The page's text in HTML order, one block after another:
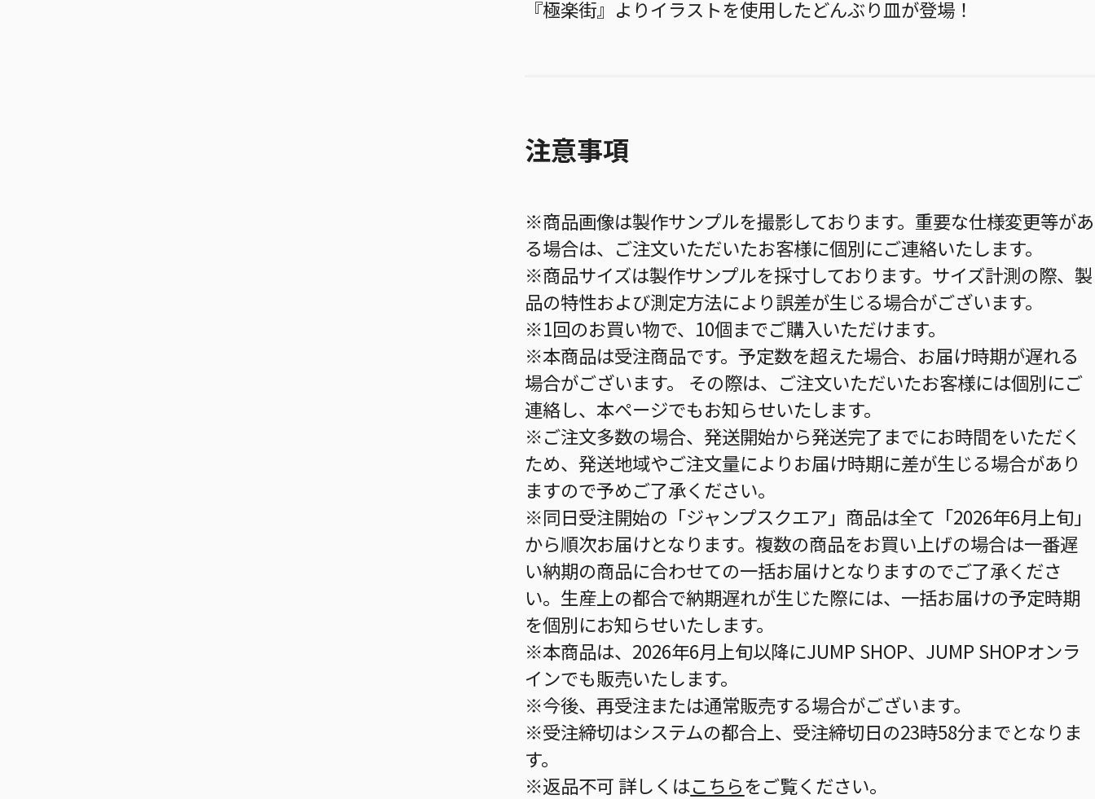
『極楽街』よりイラストを使用したどんぶり皿が登場！
注意事項
※商品画像は製作サンプルを撮影しております。重要な仕様変更等があ
る場合は、ご注文いただいたお客様に個別にご連絡いたします。
※商品サイズは製作サンプルを採寸しております。サイズ計測の際、製
品の特性および測定方法により誤差が生じる場合がございます。
※1回のお買い物で、10個までご購入いただけます。
※本商品は受注商品です。予定数を超えた場合、お届け時期が遅れる
場合がございます。 その際は、ご注文いただいたお客様には個別にご
連絡し、本ページでもお知らせいたします。
※ご注文多数の場合、発送開始から発送完了までにお時間をいただく
ため、発送地域やご注文量によりお届け時期に差が生じる場合があり
ますので予めご了承ください。
※同日受注開始の「ジャンプスクエア」商品は全て「2026年6月上旬」
から順次お届けとなります。複数の商品をお買い上げの場合は一番遅
い納期の商品に合わせての一括お届けとなりますのでご了承くださ
い。生産上の都合で納期遅れが生じた際には、一括お届けの予定時期
を個別にお知らせいたします。
※本商品は、2026年6月上旬以降にJUMP SHOP、JUMP SHOPオンラ
インでも販売いたします。
※今後、再受注または通常販売する場合がございます。
※受注締切はシステムの都合上、受注締切日の23時58分までとなりま
す。
※返品不可 詳しくはこちらをご覧ください。